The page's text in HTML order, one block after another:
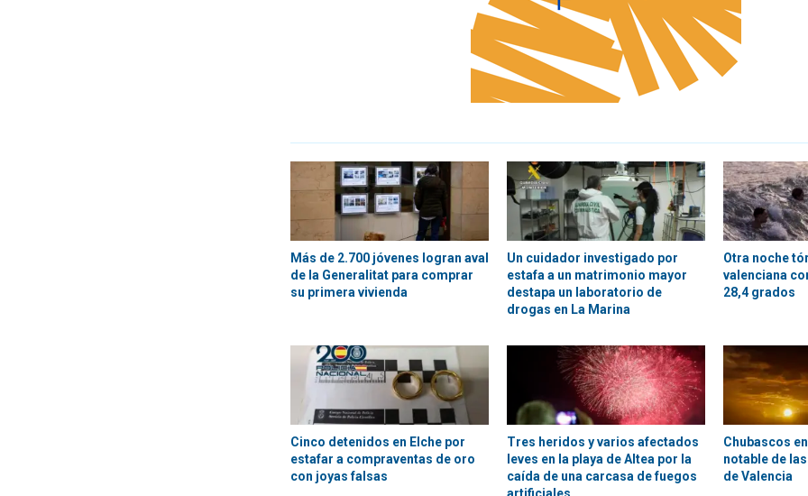
Más de 2.700 jóvenes logran aval
de la Generalitat para comprar
su primera vivienda
Un cuidador investigado por
estafa a un matrimonio mayor
destapa un laboratorio de
drogas en La Marina
Otra noche
valenciana
28,4 grados
Cinco detenidos en Elche por
estafar a compraventas de oro
con joyas falsas
Tres heridos y varios afectados
leves en la playa de Altea por la
caída de una carcasa de fuegos
Chubascos
notable de
de Valencia